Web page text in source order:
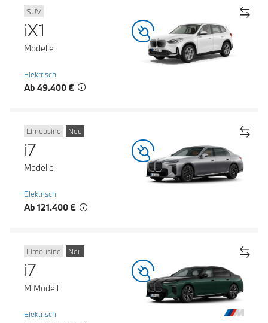
SUV
iX1
Modelle
Elektrisch
Ab 49.400 €
Limousine Neu
i7
Modelle
Elektrisch
Ab 121.400 €
Limousine Neu
i7
M Modell
Elektrisch